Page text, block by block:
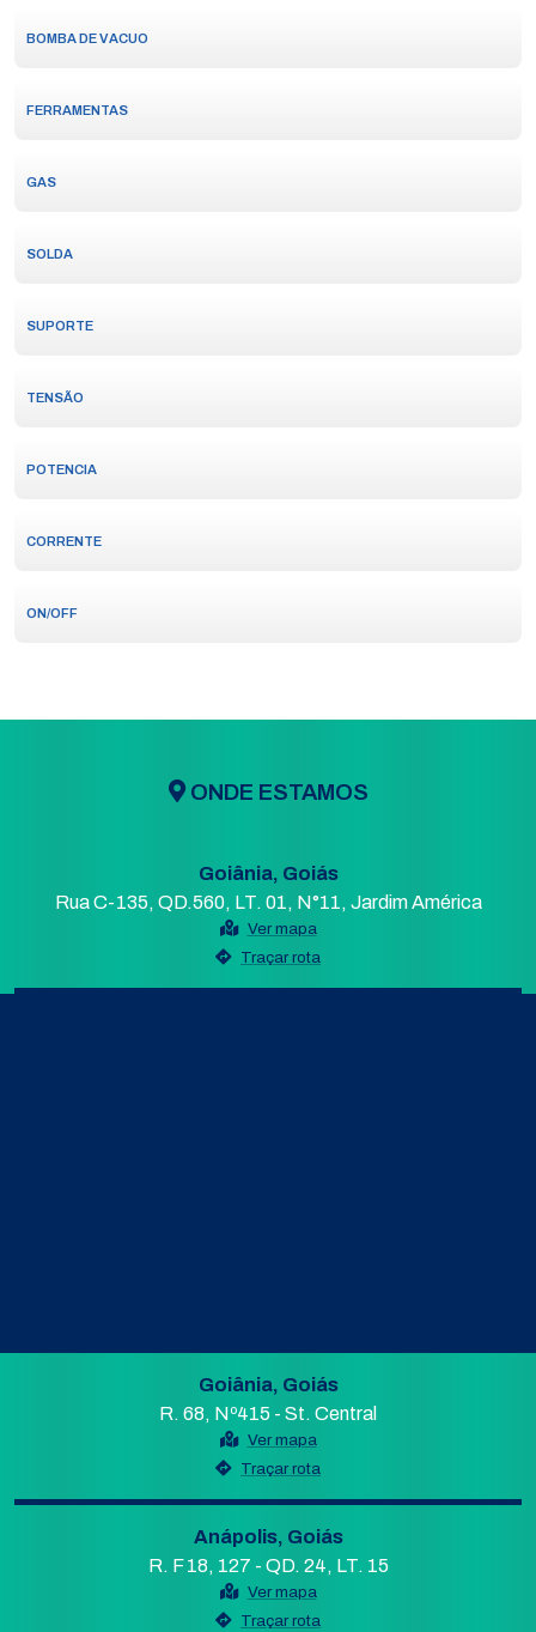
BOMBA DE VACUO
FERRAMENTAS
GAS
SOLDA
SUPORTE
TENSÃO
POTENCIA
CORRENTE
ON/OFF
ONDE ESTAMOS
Goiânia, Goiás
Rua C-135, QD.560, LT. 01, N°11, Jardim América
Ver mapa
Traçar rota
Goiânia, Goiás
R. 68, Nº415 - St. Central
Ver mapa
Traçar rota
Anápolis, Goiás
R. F 18, 127 - QD. 24, LT. 15
Ver mapa
Traçar rota